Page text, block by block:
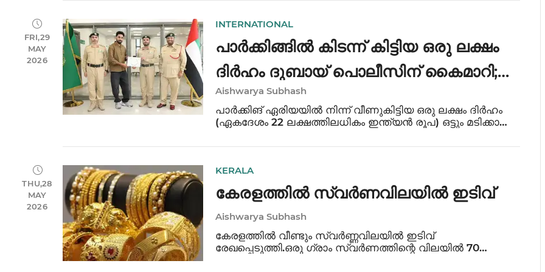
FRI,29
MAY
2026
INTERNATIONAL
പാർക്കിങ്ങിൽ കിടന്ന് കിട്ടിയ ഒരു ലക്ഷം
ദിർഹം ദുബായ് പൊലീസിന് കൈമാറി;
ഇന്ത്യൻ പ്രവാസിക്ക് ആദരം
Aishwarya Subhash
പാർക്കിങ് ഏരിയയിൽ നിന്ന് വീണുകിട്ടിയ ഒരു ലക്ഷം ദിർഹം
(ഏകദേശം 22 ലക്ഷത്തിലധികം ഇന്ത്യൻ രൂപ) ഒട്ടും മടിക്കാതെ
ദുബായ് പൊലീസിന്റെ ആദരം. മുഹമ്മദ് അലി ഷെറാക്
THU,28
MAY
2026
KERALA
കേരളത്തിൽ സ്വർണവിലയിൽ ഇടിവ്
Aishwarya Subhash
കേരളത്തിൽ വീണ്ടും സ്വർണ്ണവിലയിൽ ഇടിവ്
രേഖപ്പെടുത്തി.ഒരു ഗ്രാം സ്വർണത്തിന്റെ വിലയിൽ 70